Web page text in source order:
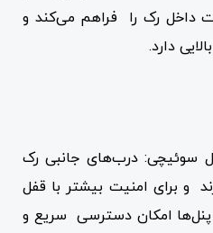
داخل رک را فراهم می‌کند و
دارد.
سوئیچی: درب‌های جانبی رک
و برای امنیت بیشتر با قفل
امکان دسترسی سریع و